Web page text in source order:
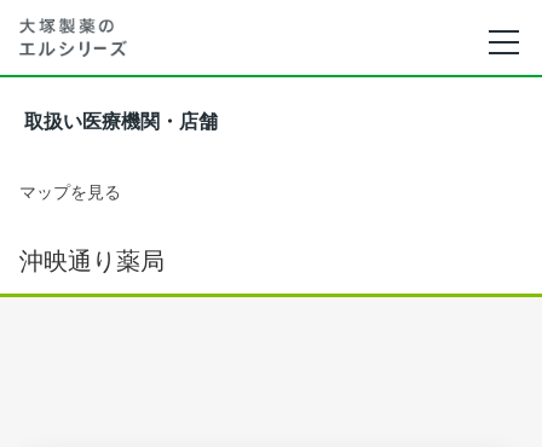
取扱い医療機関・店舗
マップを見る
沖映通り薬局